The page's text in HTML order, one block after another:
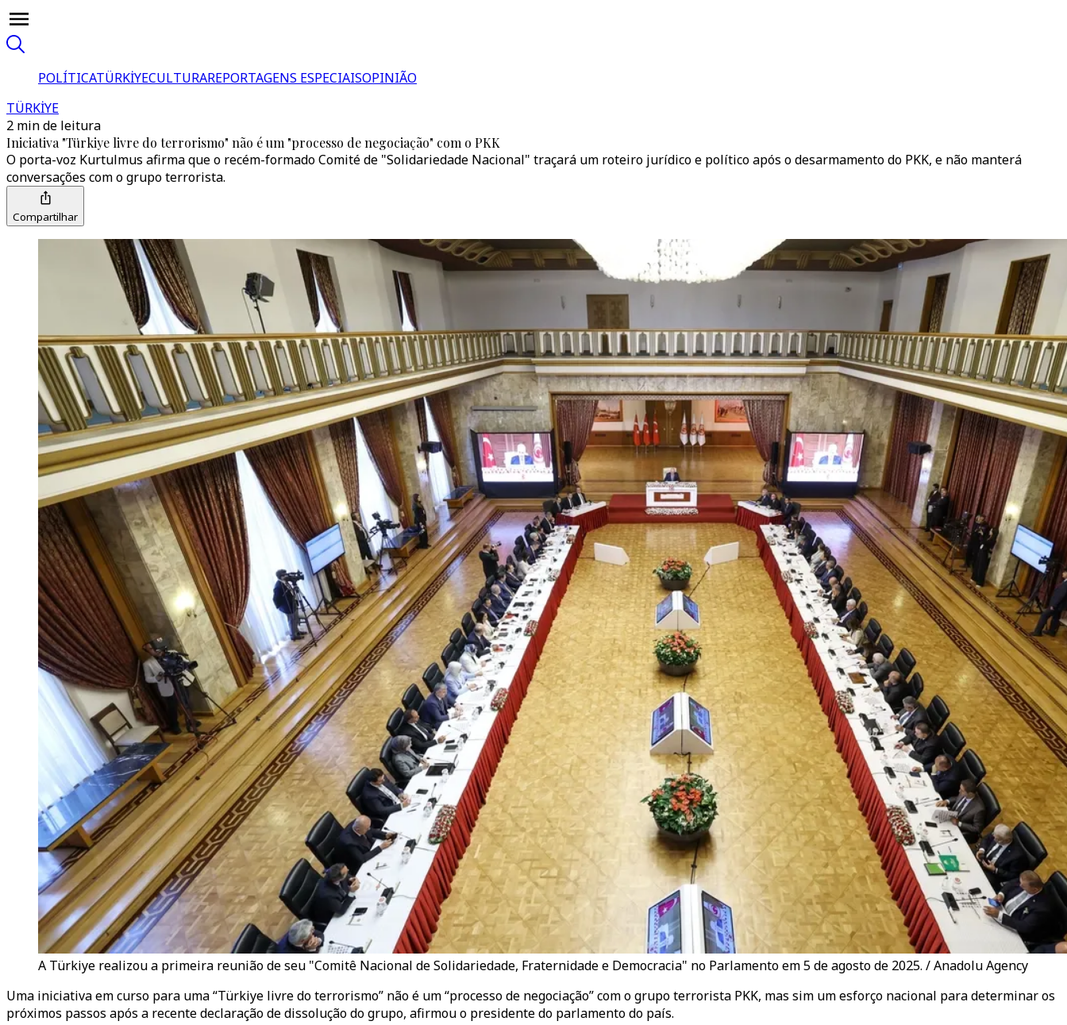
POLÍTICATÜRKİYECULTURAREPORTAGENS ESPECIAISOPINIÃO
TÜRKİYE
2 min de leitura
Iniciativa "Türkiye livre do terrorismo" não é um "processo de negociação" com o PKK
O porta-voz Kurtulmus afirma que o recém-formado Comité de "Solidariedade Nacional" traçará um roteiro jurídico e político após o desarmamento do PKK, e não manterá
conversações com o grupo terrorista.
Compartilhar
A Türkiye realizou a primeira reunião de seu "Comitê Nacional de Solidariedade, Fraternidade e Democracia" no Parlamento em 5 de agosto de 2025. / Anadolu Agency
Uma iniciativa em curso para uma “Türkiye livre do terrorismo” não é um “processo de negociação” com o grupo terrorista PKK, mas sim um esforço nacional para determinar os
próximos passos após a recente declaração de dissolução do grupo, afirmou o presidente do parlamento do país.